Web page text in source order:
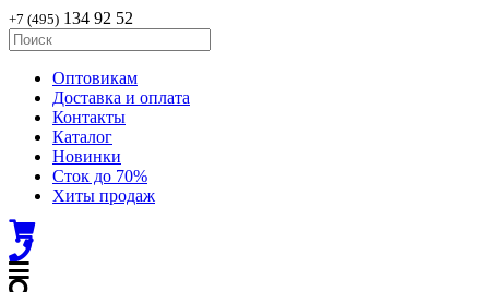
+7 (495) 134 92 52
Оптовикам
Доставка и оплата
Контакты
Каталог
Новинки
Сток до 70%
Хиты продаж